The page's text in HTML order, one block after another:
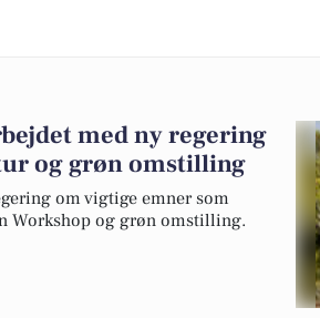
med ny regering
og grøn omstilling
om vigtige emner som
Workshop og grøn omstilling.